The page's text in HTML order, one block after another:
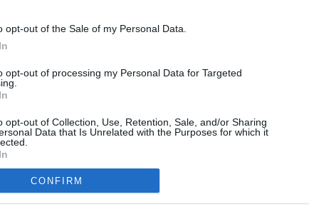
opt-out of the Sale of my Personal Data.
opt-out of processing my Personal Data for Targeted
opt-out of Collection, Use, Retention, Sale, and/or Sharing
Data that Is Unrelated with the Purposes for which it
CONFIRM
entre los viajeros procedentes de Italia por los nuevos
esperábamos peor"
en directo: Interior reitera que los controles a viajeros
son aleatorios y no sistemáticos
fronterizo